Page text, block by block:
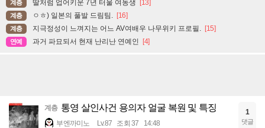
계층 딸처럼 업어키운 7년 터울 여동생 [13]
계층 ㅇㅎ) 일본의 풀발 드림팀. [16]
계층 지극정성이 느껴지는 어느 AV여배우 나무위키 프로필. [15]
연예 과거 파묘되서 현재 난리난 연예인 [4]
계층 통영 살인사건 용의자 얼굴 복원 및 특징
부엔까미노 Lv.87 조회 37 14:48
1
댓글